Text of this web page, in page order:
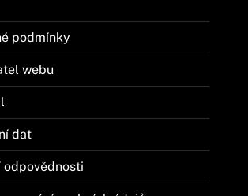
podmínky
webu
dat
odpovědnosti